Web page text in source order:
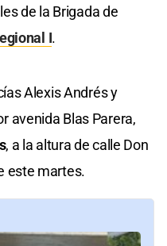
de la Brigada de
I.
Alexis Andrés y
avenida Blas Parera,
, a la altura de calle Don
este martes.